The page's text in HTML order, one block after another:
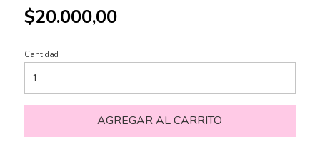
$20.000,00
Cantidad
AGREGAR AL CARRITO